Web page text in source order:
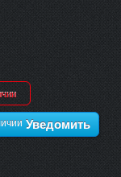
Уведомить